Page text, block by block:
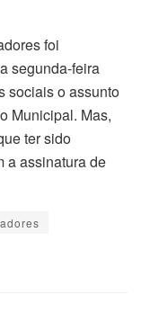
foi
segunda-feira
sociais o assunto
Municipal. Mas,
ter sido
a assinatura de